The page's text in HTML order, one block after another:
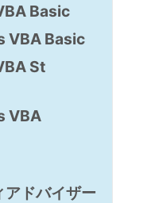
Basic
VBA Basic
St
VBA
アドバイザー